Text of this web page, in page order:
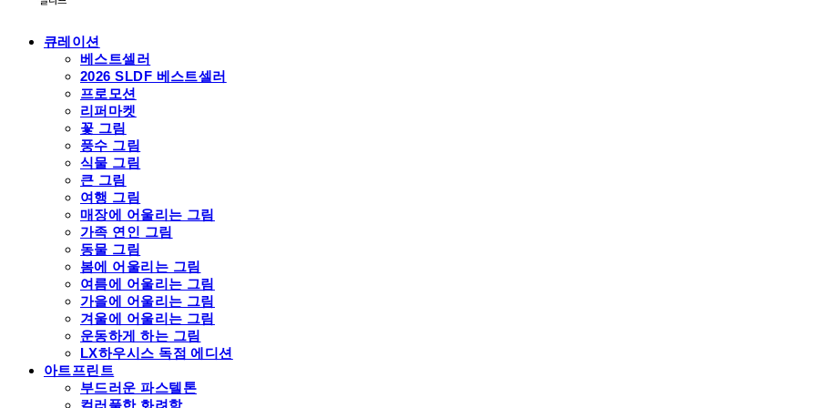
큐레이션
베스트셀러
2026 SLDF 베스트셀러
프로모션
리퍼마켓
꽃 그림
풍수 그림
식물 그림
큰 그림
여행 그림
매장에 어울리는 그림
가족 연인 그림
동물 그림
봄에 어울리는 그림
여름에 어울리는 그림
가을에 어울리는 그림
겨울에 어울리는 그림
운동하게 하는 그림
LX하우시스 독점 에디션
아트프린트
부드러운 파스텔톤
컬러풀한 화려함